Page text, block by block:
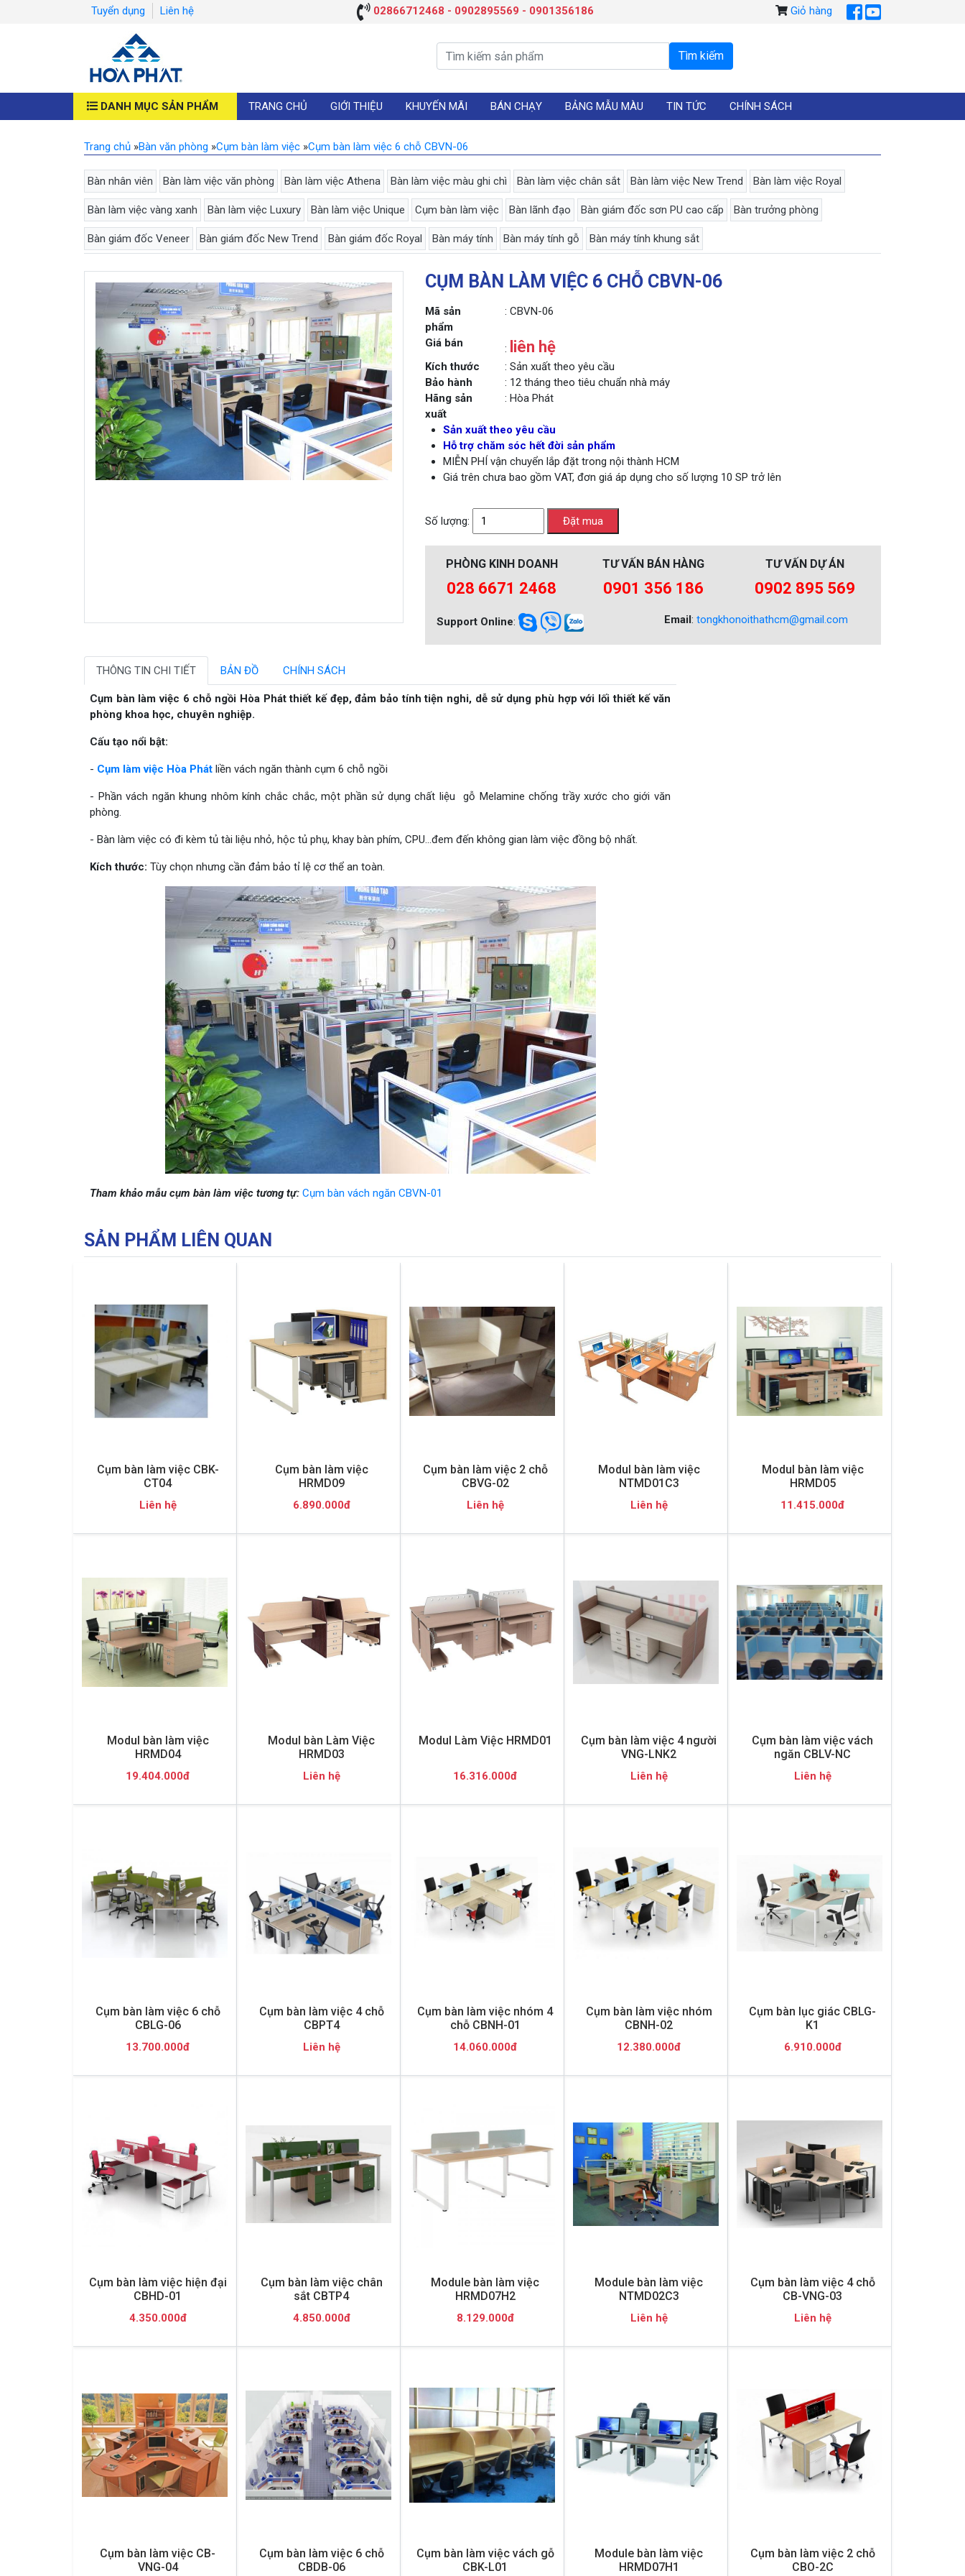
Tuyển dụng Liên hệ 02866712468 - 0902895569 - 0901356186 Giỏ hàng
DANH MỤC SẢN PHẨM TRANG CHỦ GIỚI THIỆU KHUYẾN MÃI BÁN CHẠY BẢNG MẪU MÀU TIN TỨC CHÍNH SÁCH
Trang chủ »Bàn văn phòng »Cụm bàn làm việc »Cụm bàn làm việc 6 chỗ CBVN-06
Bàn nhân viên Bàn làm việc văn phòng Bàn làm việc Athena Bàn làm việc màu ghi chì Bàn làm việc chân sắt Bàn làm việc New Trend Bàn làm việc Royal
Bàn làm việc vàng xanh Bàn làm việc Luxury Bàn làm việc Unique Cụm bàn làm việc Bàn lãnh đạo Bàn giám đốc sơn PU cao cấp Bàn trưởng phòng
Bàn giám đốc Veneer Bàn giám đốc New Trend Bàn giám đốc Royal Bàn máy tính Bàn máy tính gỗ Bàn máy tính khung sắt
CỤM BÀN LÀM VIỆC 6 CHỖ CBVN-06
Mã sản
phẩm
: CBVN-06
Giá bán : liên hệ
Kích thước
: Sản xuất theo yêu cầu
Bảo hành
: 12 tháng theo tiêu chuẩn nhà máy
Hãng sản
xuất
: Hòa Phát
Sản xuất theo yêu cầu
Hỗ trợ chăm sóc hết đời sản phẩm
MIỄN PHÍ vận chuyển lắp đặt trong nội thành HCM
Giá trên chưa bao gồm VAT, đơn giá áp dụng cho số lượng 10 SP trở lên
Số lượng:
PHÒNG KINH DOANH
028 6671 2468
TƯ VẤN BÁN HÀNG
0901 356 186
TƯ VẤN DỰ ÁN
0902 895 569
Support Online: Email: tongkhonoithathcm@gmail.com
THÔNG TIN CHI TIẾT BẢN ĐỒ CHÍNH SÁCH
Cụm bàn làm việc 6 chỗ ngồi Hòa Phát thiết kế đẹp, đảm bảo tính tiện nghi, dễ sử dụng phù hợp với lối thiết kế văn
phòng khoa học, chuyên nghiệp.
Cấu tạo nổi bật:
- Cụm làm việc Hòa Phát liền vách ngăn thành cụm 6 chỗ ngồi
- Phần vách ngăn khung nhôm kính chắc chắc, một phần sử dụng chất liệu gỗ Melamine chống trầy xước cho giới văn
phòng.
- Bàn làm việc có đi kèm tủ tài liệu nhỏ, hộc tủ phụ, khay bàn phím, CPU...đem đến không gian làm việc đồng bộ nhất.
Kích thước: Tùy chọn nhưng cần đảm bảo tỉ lệ cơ thể an toàn.
Tham khảo mẫu cụm bàn làm việc tương tự: Cụm bàn vách ngăn CBVN-01
SẢN PHẨM LIÊN QUAN
Cụm bàn làm việc CBK-
CT04
Liên hệ
Cụm bàn làm việc
HRMD09
6.890.000đ
Cụm bàn làm việc 2 chỗ
CBVG-02
Liên hệ
Modul bàn làm việc
NTMD01C3
Liên hệ
Modul bàn làm việc
HRMD05
11.415.000đ
Modul bàn làm việc
HRMD04
19.404.000đ
Modul bàn Làm Việc
HRMD03
Liên hệ
Modul Làm Việc HRMD01
16.316.000đ
Cụm bàn làm việc 4 người
VNG-LNK2
Liên hệ
Cụm bàn làm việc vách
ngăn CBLV-NC
Liên hệ
Cụm bàn làm việc 6 chỗ
CBLG-06
13.700.000đ
Cụm bàn làm việc 4 chỗ
CBPT4
Liên hệ
Cụm bàn làm việc nhóm 4
chỗ CBNH-01
14.060.000đ
Cụm bàn làm việc nhóm
CBNH-02
12.380.000đ
Cụm bàn lục giác CBLG-
K1
6.910.000đ
Cụm bàn làm việc hiện đại
CBHD-01
4.350.000đ
Cụm bàn làm việc chân
sắt CBTP4
4.850.000đ
Module bàn làm việc
HRMD07H2
8.129.000đ
Module bàn làm việc
NTMD02C3
Liên hệ
Cụm bàn làm việc 4 chỗ
CB-VNG-03
Liên hệ
Cụm bàn làm việc CB-
VNG-04
Cụm bàn làm việc 6 chỗ
CBDB-06
Cụm bàn làm việc vách gỗ
CBK-L01
Module bàn làm việc
HRMD07H1
Cụm bàn làm việc 2 chỗ
CBO-2C